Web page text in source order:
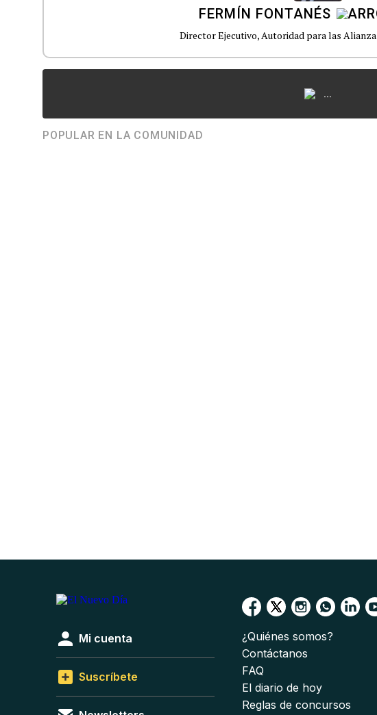
FERMÍN FONTANÉS
Director Ejecutivo, Autoridad para las
...
POPULAR EN LA COMUNIDAD
Mi cuenta
Suscríbete
¿Quiénes somos?
Contáctanos
FAQ
El diario de hoy
Reglas de concursos